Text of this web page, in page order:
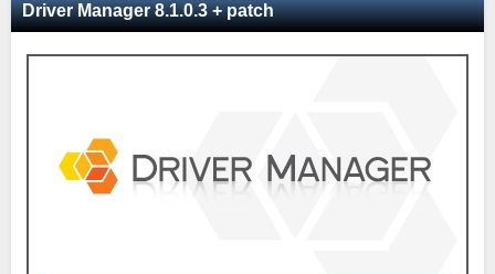
Driver Manager 8.1.0.3 + patch